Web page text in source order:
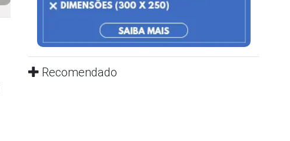
Recomendado